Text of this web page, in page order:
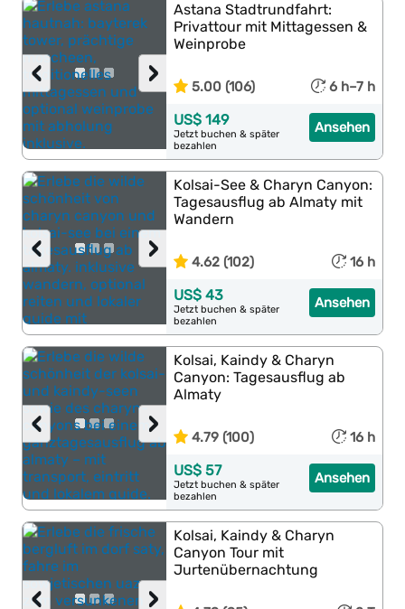
›
‹
Astana Stadtrundfahrt:
Privattour mit Mittagessen &
Weinprobe
5.00 (106) 6 h–7 h
Ansehen
US$ 149
Jetzt buchen & später
bezahlen
›
‹
Kolsai-See & Charyn Canyon:
Tagesausflug ab Almaty mit
Wandern
4.62 (102) 16 h
Ansehen
US$ 43
Jetzt buchen & später
bezahlen
›
‹
Kolsai, Kaindy & Charyn
Canyon: Tagesausflug ab
Almaty
4.79 (100) 16 h
Ansehen
US$ 57
Jetzt buchen & später
bezahlen
›
‹
Kolsai, Kaindy & Charyn
Canyon Tour mit
Jurtenübernachtung